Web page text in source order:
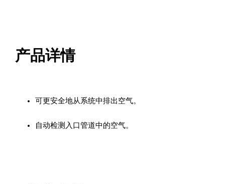
产品详情
可更安全地从系统中排出空气。
自动检测入口管道中的空气。